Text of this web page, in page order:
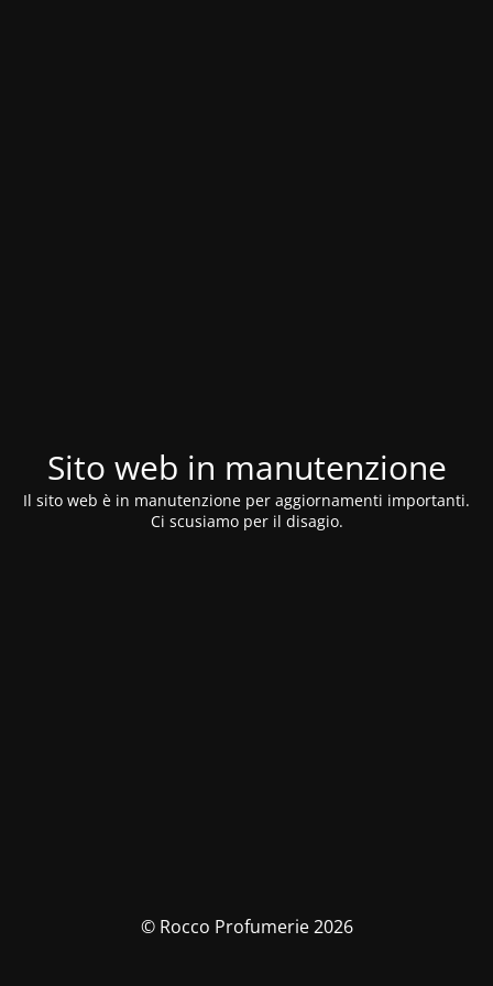
Sito web in manutenzione
Il sito web è in manutenzione per aggiornamenti importanti.
Ci scusiamo per il disagio.
© Rocco Profumerie 2026